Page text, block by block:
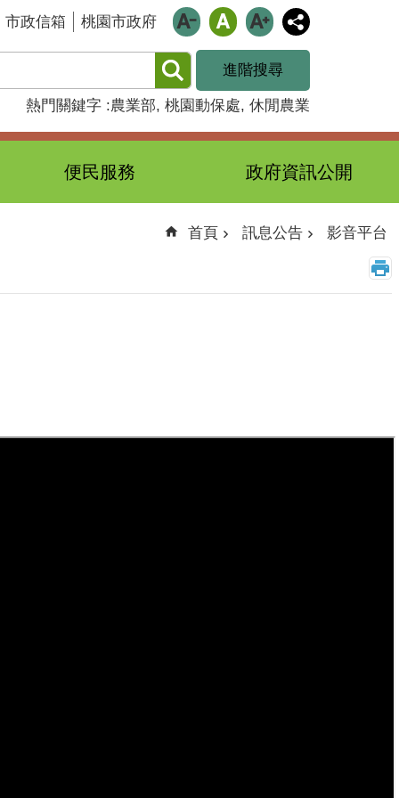
市政信箱 桃園市政府
進階搜尋
熱門關鍵字 農業部 桃園動保處 休閒農業
便民服務 政府資訊公開
首頁 訊息公告 影音平台